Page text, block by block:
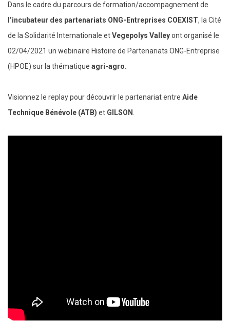
Dans le cadre du parcours de formation/accompagnement de
l’incubateur des partenariats ONG-Entreprises COEXIST, la Cité
de la Solidarité Internationale etVegepolys Valleyont organisé le
02/04/2021 un webinaire Histoire de Partenariats ONG-Entreprise
(HPOE) sur la thématique agri-agro.
Visionnez le replay pour découvrir le partenariat entre Aide
Technique Bénévole (ATB) et GILSON